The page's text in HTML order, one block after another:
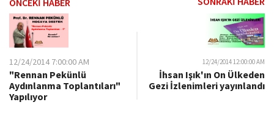
ÖNCEKİ HABER
12/24/2014 7:00:00 AM
"Rennan Pekünlü
Aydınlanma Toplantıları"
Yapılıyor
12/24/2014 12:00:00 AM
İhsan Işık'ın On Ülkeden
Gezi İzlenimleri yayınlandı